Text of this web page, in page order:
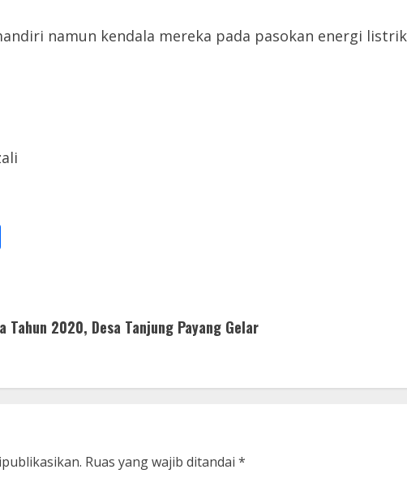
namun kendala mereka pada pasokan energi
Tahun 2020, Desa Tanjung Payang Gelar
Ruas yang wajib ditandai *